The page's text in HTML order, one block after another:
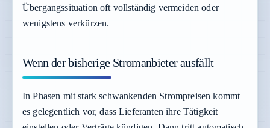
Übergangssituation oft vollständig vermeiden oder
wenigstens verkürzen.
Wenn der bisherige Stromanbieter ausfällt
In Phasen mit stark schwankenden Strompreisen kommt
es gelegentlich vor, dass Lieferanten ihre Tätigkeit